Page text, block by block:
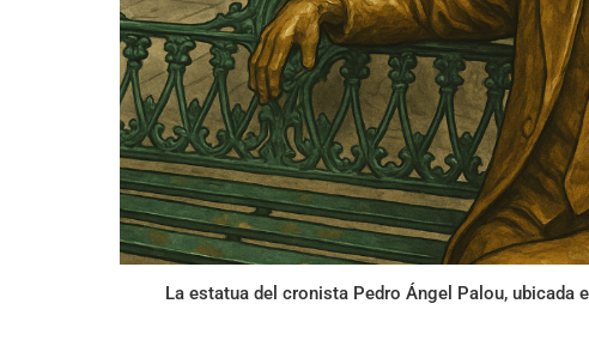
La estatua del cronista Pedro Ángel Palou, ubicada